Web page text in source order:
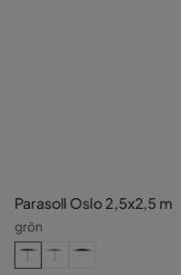
Parasoll Oslo 2,5x2,5 m
grön